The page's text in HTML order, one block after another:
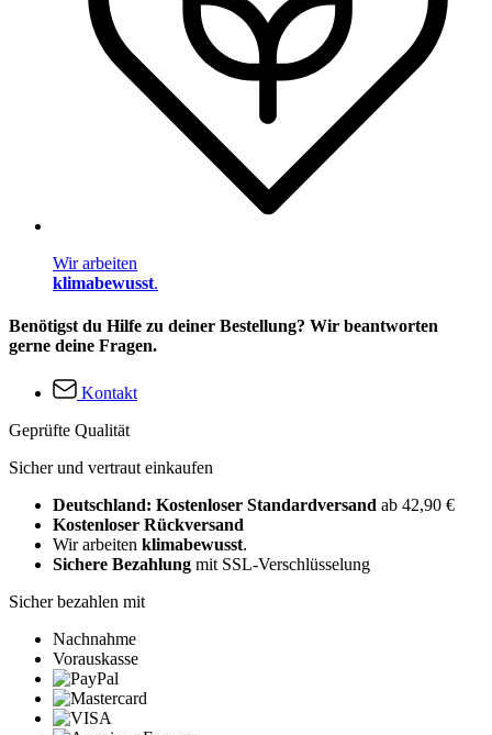
Wir arbeiten
klimabewusst.
Benötigst du Hilfe zu deiner Bestellung? Wir beantworten
gerne deine Fragen.
Kontakt
Geprüfte Qualität
Sicher und vertraut einkaufen
Deutschland: Kostenloser Standardversand ab 42,90 €
Kostenloser Rückversand
Wir arbeiten klimabewusst.
Sichere Bezahlung mit SSL-Verschlüsselung
Sicher bezahlen mit
Nachnahme
Vorauskasse